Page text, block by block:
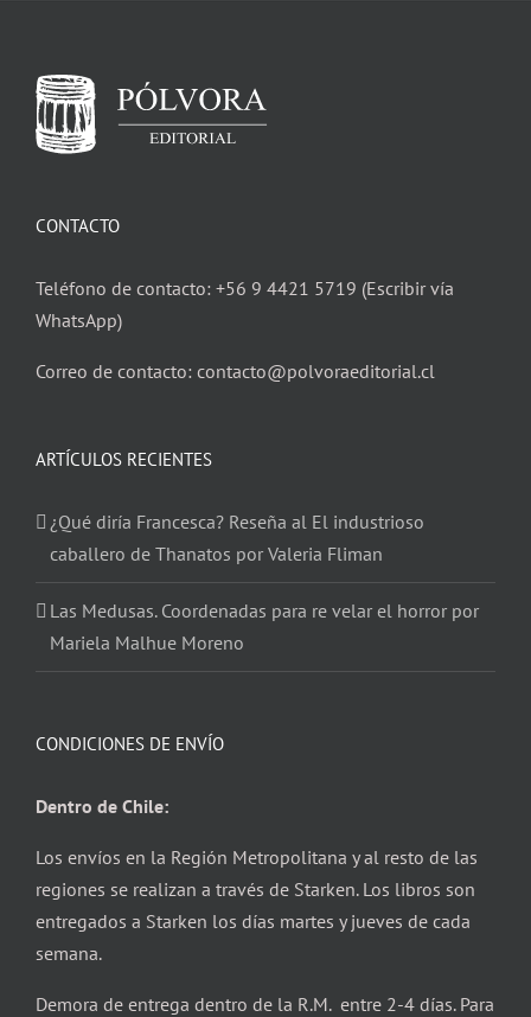
CONTACTO
Teléfono de contacto: +56 9 4421 5719 (Escribir vía
WhatsApp)
Correo de contacto: contacto@polvoraeditorial.cl
ARTÍCULOS RECIENTES
¿Qué diría Francesca? Reseña al El industrioso
caballero de Thanatos por Valeria Fliman
Las Medusas. Coordenadas para re velar el horror por
Mariela Malhue Moreno
CONDICIONES DE ENVÍO
Dentro de Chile:
Los envíos en la Región Metropolitana y al resto de las
regiones se realizan a través de Starken. Los libros son
entregados a Starken los días martes y jueves de cada
semana.
Demora de entrega dentro de la R.M. entre 2-4 días. Para